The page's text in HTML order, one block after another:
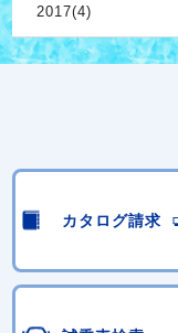
2017(4)
カタログ請求